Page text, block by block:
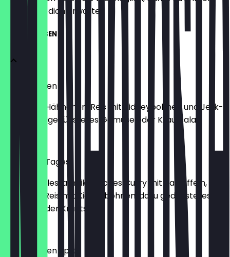
weißt, was dich erwartet.
HAUPTSPEISEN
Jerk Chicken
Gegrilltes Hähnchen, Reis mit Kidneybohnen und Jerk-
Soße dazu gedünstetes Gemüse oder Krautsalat
9,00 €
Curry des Tages
Traditionelles jamaikanisches Curry mit Kartoffeln,
Karotten, Reis mit Kidneybohnen, dazu gedünstetes
Gemüse oder Krautsalat
9,50 €
Jerk Chicken Split